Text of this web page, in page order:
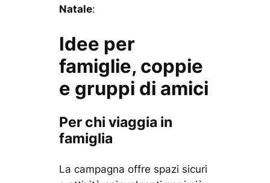
Natale:
Idee per
famiglie, coppie
e gruppi di amici
Per chi viaggia in
famiglia
La campagna offre spazi sicuri